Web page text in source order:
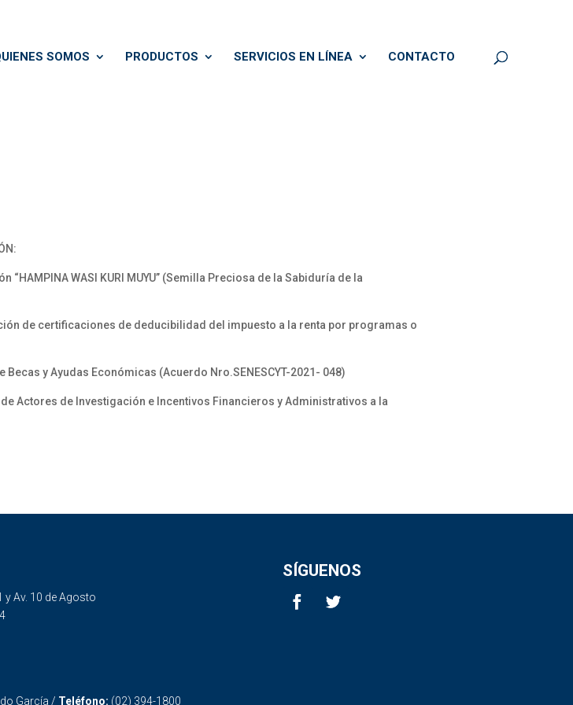
SOMOS PRODUCTOS SERVICIOS EN LÍNEA CONTACTO
WASI KURI MUYU” (Semilla Preciosa de la Sabiduría de la
de certificaciones de deducibilidad del impuesto a la renta por programas o
y Ayudas Económicas (Acuerdo Nro.SENESCYT-2021- 048)
Actores de Investigación e Incentivos Financieros y Administrativos a la
y Av. 10 de Agosto
SÍGUENOS
García / Teléfono: (02) 394-1800